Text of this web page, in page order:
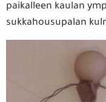
paikalleen kaulan
sukkahousupalan